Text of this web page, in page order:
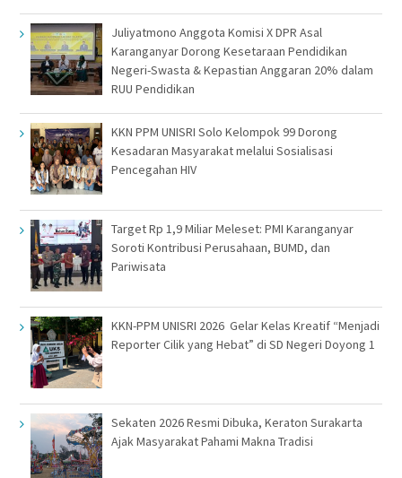
Juliyatmono Anggota Komisi X DPR Asal
Karanganyar Dorong Kesetaraan Pendidikan
Negeri-Swasta & Kepastian Anggaran 20% dalam
RUU Pendidikan
KKN PPM UNISRI Solo Kelompok 99 Dorong
Kesadaran Masyarakat melalui Sosialisasi
Pencegahan HIV
Target Rp 1,9 Miliar Meleset: PMI Karanganyar
Soroti Kontribusi Perusahaan, BUMD, dan
Pariwisata
KKN-PPM UNISRI 2026 Gelar Kelas Kreatif “Menjadi
Reporter Cilik yang Hebat” di SD Negeri Doyong 1
Sekaten 2026 Resmi Dibuka, Keraton Surakarta
Ajak Masyarakat Pahami Makna Tradisi